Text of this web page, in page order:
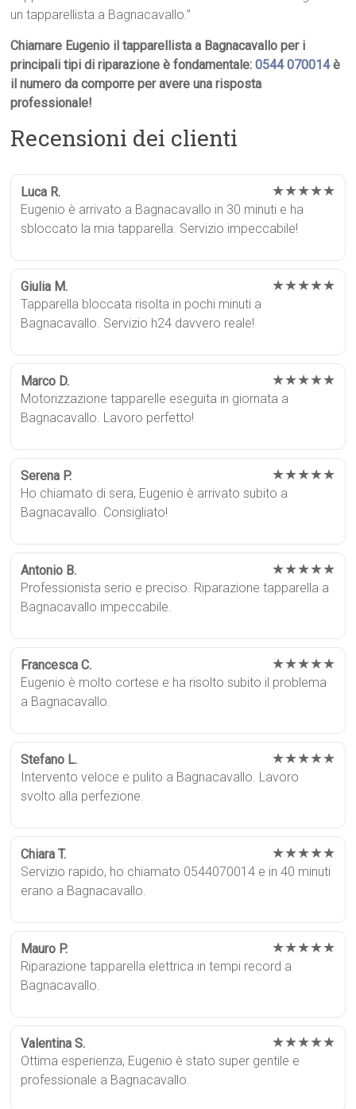
un tapparellista a Bagnacavallo.”
Chiamare Eugenio il tapparellista a Bagnacavallo per i
principali tipi di riparazione è fondamentale:0544 070014è
il numero da comporre per avere una risposta
professionale!
Recensioni dei clienti
Luca R. ★★★★★
Eugenio è arrivato a Bagnacavallo in 30 minuti e ha
sbloccato la mia tapparella. Servizio impeccabile!
Giulia M. ★★★★★
Tapparella bloccata risolta in pochi minuti a
Bagnacavallo. Servizio h24 davvero reale!
Marco D. ★★★★★
Motorizzazione tapparelle eseguita in giornata a
Bagnacavallo. Lavoro perfetto!
Serena P. ★★★★★
Ho chiamato di sera, Eugenio è arrivato subito a
Bagnacavallo. Consigliato!
Antonio B. ★★★★★
Professionista serio e preciso. Riparazione tapparella a
Bagnacavallo impeccabile.
Francesca C. ★★★★★
Eugenio è molto cortese e ha risolto subito il problema
a Bagnacavallo.
Stefano L. ★★★★★
Intervento veloce e pulito a Bagnacavallo. Lavoro
svolto alla perfezione.
Chiara T. ★★★★★
Servizio rapido, ho chiamato 0544070014 e in 40 minuti
erano a Bagnacavallo.
Mauro P. ★★★★★
Riparazione tapparella elettrica in tempi record a
Bagnacavallo.
Valentina S. ★★★★★
Ottima esperienza, Eugenio è stato super gentile e
professionale a Bagnacavallo.